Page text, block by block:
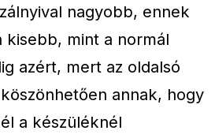
nagyobb, ennek
kisebb, mint a normál
azért, mert az oldalsó
annak, hogy
a készüléknél